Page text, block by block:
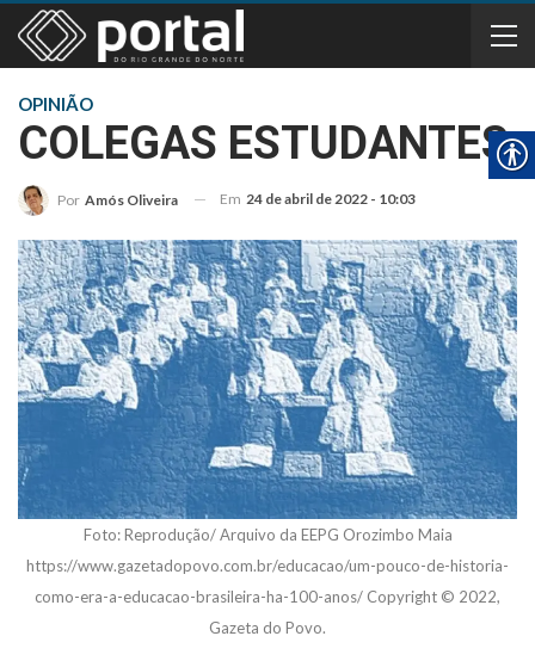
OPINIÃO
COLEGAS ESTUDANTES
Por Amós Oliveira Em 24 de abril de 2022 - 10:03
Foto: Reprodução/ Arquivo da EEPG Orozimbo Maia
https://www.gazetadopovo.com.br/educacao/um-pouco-de-historia-
como-era-a-educacao-brasileira-ha-100-anos/ Copyright © 2022,
Gazeta do Povo.